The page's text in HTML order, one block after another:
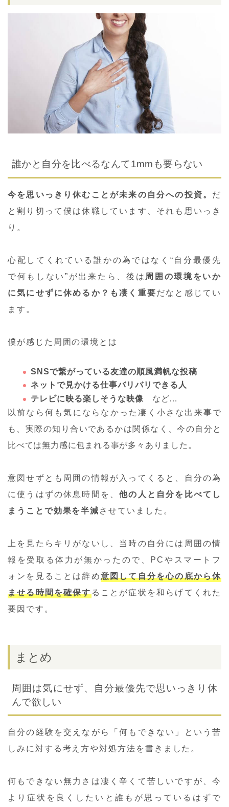
誰かと自分を比べるなんて1mmも要らない
今を思いっきり休むことが未来の自分への投資。 だ
と割り切って僕は休職しています、それも思いっき
り。
心配してくれている誰かの為ではなく“自分最優先
で何もしない”が出来たら、後は 周囲の環境をいか
に気にせずに休めるか？も凄く重要だなと感じてい
ます。
僕が感じた周囲の環境とは
SNSで繋がっている友達の順風満帆な投稿
ネットで見かける仕事バリバリできる人
テレビに映る楽しそうな映像
など…
以前なら何も気にならなかった凄く小さな出来事で
も、実際の知り合いであるかは関係なく、今の自分と
比べては無力感に包まれる事が多々ありました。
意図せずとも周囲の情報が入ってくると、自分の為
に使うはずの休息時間を、他の人と自分を比べてし
まうことで効果を半減 させていました。
上を見たらキリがないし、当時の自分には周囲の情
報を受取る体力が無かったので、PCやスマートフ
ォンを見ることは辞め意図して自分を心の底から休
ませる時間を確保することが症状を和らげてくれた
要因です。
まとめ
周囲は気にせず、自分最優先で思いっきり休
んで欲しい
自分の経験を交えながら「何もできない」という苦
しみに対する考え方や対処方法を書きました。
何もできない無力さは凄く辛くて苦しいですが、今
より症状を良くしたいと誰もが思っているはずで